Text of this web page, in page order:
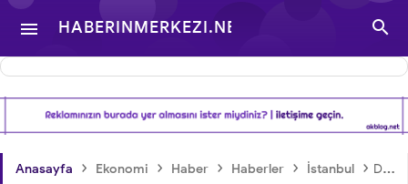
 HABERINMERKEZI.NET
- TÜRKIYE VE DÜNYA
GÜNDEMINDEN

Anasayfa › Ekonomi › Haber › Haberler › İstanbul › Dünyanın En Değerli Markası THY